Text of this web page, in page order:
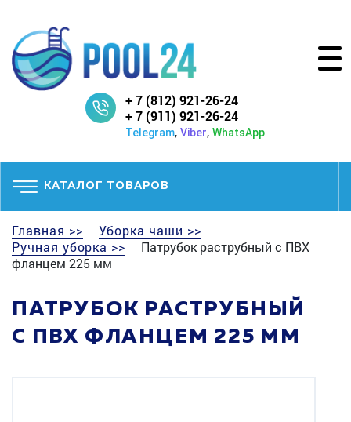
+ 7 (812) 921-26-24
+ 7 (911) 921-26-24
Telegram, Viber, WhatsApp
КАТАЛОГ ТОВАРОВ
Главная >>
Уборка чаши >>
Ручная уборка >>
Патрубок раструбный с ПВХ
фланцем 225 мм
ПАТРУБОК РАСТРУБНЫЙ
С ПВХ ФЛАНЦЕМ 225 ММ